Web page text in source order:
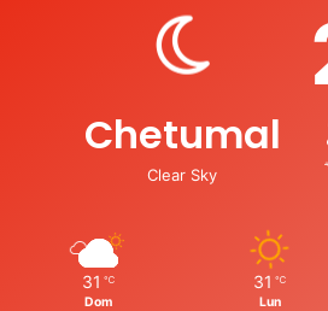
Chetumal
Clear Sky
31 ℃
Dom
31 ℃
Lun